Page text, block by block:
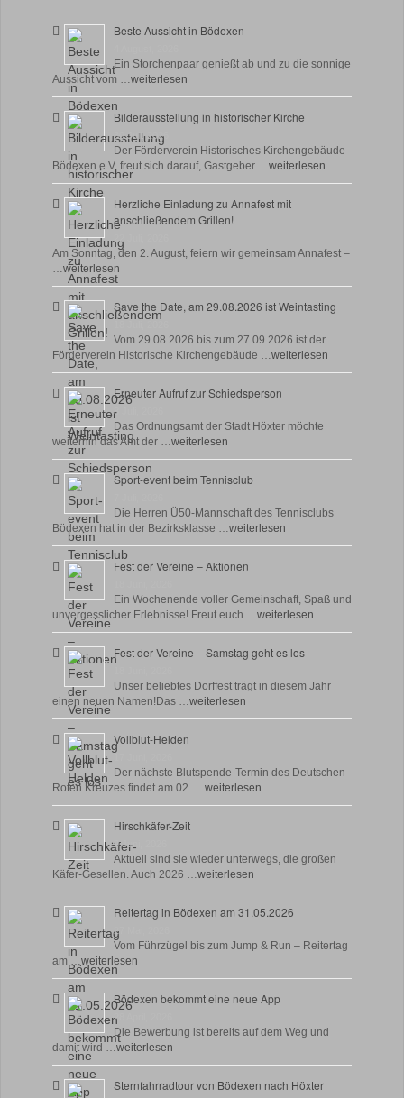
Beste Aussicht in Bödexen
Ein Storchenpaar genießt ab und zu die sonnige
Aussicht vom …weiterlesen
Bilderausstellung in historischer Kirche
30 Juli, 2026
Der Förderverein Historisches Kirchengebäude
Bödexen e.V. freut sich darauf, Gastgeber …weiterlesen
Herzliche Einladung zu Annafest mit
anschließendem Grillen!
Am Sonntag, den 2. August, feiern wir gemeinsam Annafest –
…weiterlesen
Save the Date, am 29.08.2026 ist Weintasting
Vom 29.08.2026 bis zum 27.09.2026 ist der
Förderverein Historische Kirchengebäude …weiterlesen
Erneuter Aufruf zur Schiedsperson
8 Juli, 2026
Das Ordnungsamt der Stadt Höxter möchte
weiterhin das Amt der …weiterlesen
Sport-event beim Tennisclub
Die Herren Ü50-Mannschaft des Tennisclubs
Bödexen hat in der Bezirksklasse …weiterlesen
Fest der Vereine – Aktionen
Ein Wochenende voller Gemeinschaft, Spaß und
unvergesslicher Erlebnisse! Freut euch …weiterlesen
Fest der Vereine – Samstag geht es los
Unser beliebtes Dorffest trägt in diesem Jahr
einen neuen Namen!Das …weiterlesen
Vollblut-Helden
Der nächste Blutspende-Termin des Deutschen
Roten Kreuzes findet am 02. …weiterlesen
Hirschkäfer-Zeit
9 Juni, 2026
Aktuell sind sie wieder unterwegs, die großen
Käfer-Gesellen. Auch 2026 …weiterlesen
Reitertag in Bödexen am 31.05.2026
27 Mai, 2026
Vom Führzügel bis zum Jump & Run – Reitertag
am …weiterlesen
Bödexen bekommt eine neue App
28 April, 2026
Die Bewerbung ist bereits auf dem Weg und
damit wird …weiterlesen
Sternfahrradtour von Bödexen nach Höxter